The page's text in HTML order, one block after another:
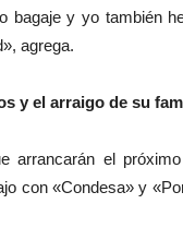
bagaje y yo también
agrega.
y el arraigo de su
arrancarán el
con «Condesa» y